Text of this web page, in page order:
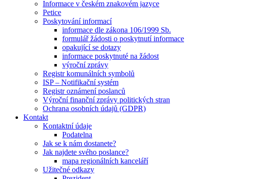
Informace v českém znakovém jazyce
Petice
Poskytování informací
informace dle zákona 106/1999 Sb.
formulář žádosti o poskytnutí informace
opakující se dotazy
informace poskytnuté na žádost
výroční zprávy
Registr komunálních symbolů
ISP – Notifikační systém
Registr oznámení poslanců
Výroční finanční zprávy politických stran
Ochrana osobních údajů (GDPR)
Kontakt
Kontaktní údaje
Podatelna
Jak se k nám dostanete?
Jak najdete svého poslance?
mapa regionálních kanceláří
Užitečné odkazy